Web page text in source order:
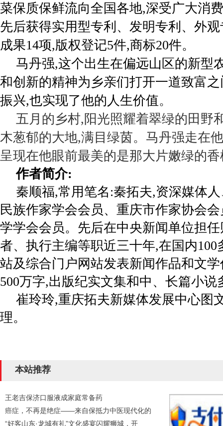
菜保质保鲜流向全国各地,深受广大消
先后获得实用型专利、发明专利、外
成果14项,版权登记5件,商标20件。
马丹强,这个出生在偏远山区的新型
和创新的精神为乡亲们打开一道致富
振兴,也实现了他的人生价值。
五月的乡村,阳光照耀着翠绿的田野
木葱郁的大地,满目绿茵。马丹强走在
呈现在他眼前最美的是那大片嫩绿的
作者简介:
秦顺福,常用笔名:秦拓夫,资深媒体
民族作家学会会员、重庆市作家协会
学学会会员。先后在中央新闻单位担
者、执行主编等职近三十年,在国内100
站及综合门户网站发表新闻作品和文学
500万字,出版纪实文集和中、长篇小说
崔玲玲,重庆拓夫新媒体发展中心图
理。
本站推荐
王老吉保济口服液成家庭常备药
癌症，不再是绝症——来自保抵力中医现代化的
“好客山东·龙城有礼”文化盛宴闪耀狮城，开